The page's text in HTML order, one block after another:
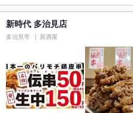
新時代 多治見店
多治見市 居酒屋